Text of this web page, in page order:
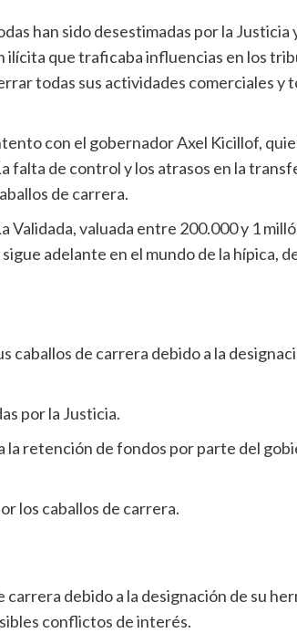
han sido desestimadas por la Justicia
que traficaba influencias en los
todas sus actividades comerciales y
con el gobernador Axel Kicillof,
falta de control y los atrasos en la
de carrera.
valuada entre 200.000 y 1
adelante en el mundo de la hípica,
de carrera debido a la
por la Justicia.
retención de fondos por parte del
los caballos de carrera.
debido a la designación de su
conflictos de interés.